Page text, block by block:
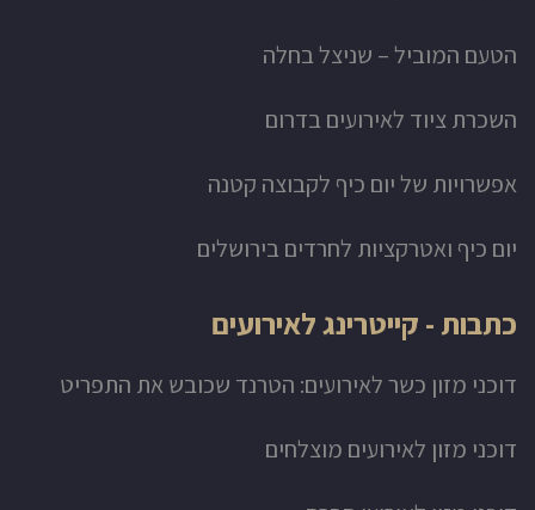
הטעם המוביל – שניצל בחלה
השכרת ציוד לאירועים בדרום
אפשרויות של יום כיף לקבוצה קטנה
יום כיף ואטרקציות לחרדים בירושלים
כתבות - קייטרינג לאירועים
דוכני מזון כשר לאירועים: הטרנד שכובש את התפריט
דוכני מזון לאירועים מוצלחים